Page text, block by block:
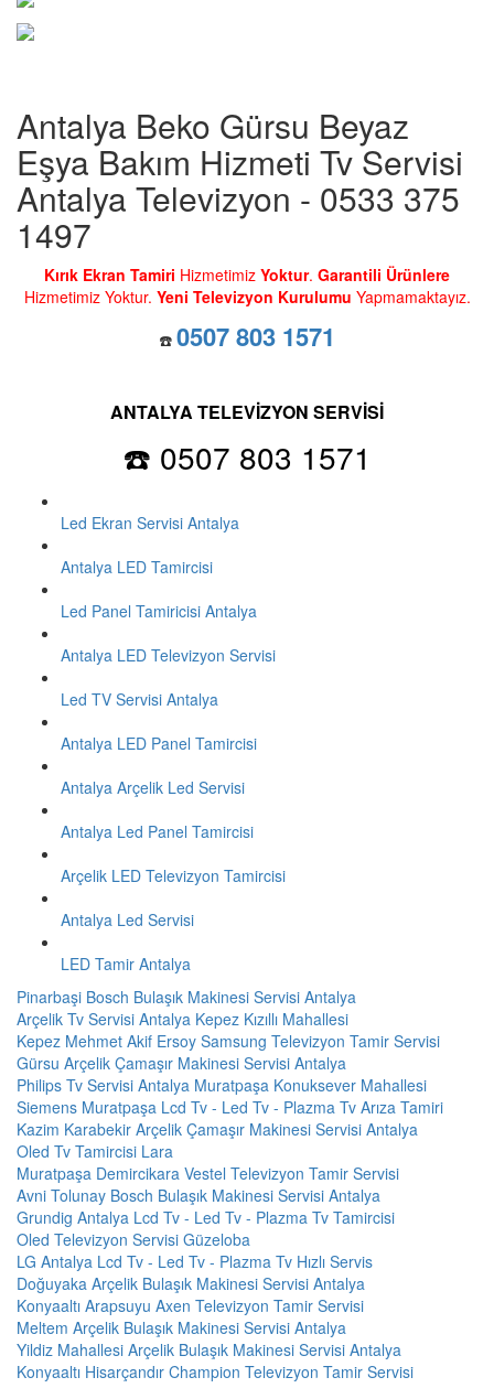
Antalya Beko Gürsu Beyaz
Eşya Bakım Hizmeti Tv Servisi
Antalya Televizyon - 0533 375
1497
Kırık Ekran Tamiri Hizmetimiz Yoktur. Garantili Ürünlere
Hizmetimiz Yoktur. Yeni Televizyon Kurulumu Yapmamaktayız.
☎️ 0507 803 1571
ANTALYA TELEVİZYON SERVİSİ
☎️ 0507 803 1571
Led Ekran Servisi Antalya
Antalya LED Tamircisi
Led Panel Tamiricisi Antalya
Antalya LED Televizyon Servisi
Led TV Servisi Antalya
Antalya LED Panel Tamircisi
Antalya Arçelik Led Servisi
Antalya Led Panel Tamircisi
Arçelik LED Televizyon Tamircisi
Antalya Led Servisi
LED Tamir Antalya
Pinarbaşi Bosch Bulaşık Makinesi Servisi Antalya
Arçelik Tv Servisi Antalya Kepez Kızıllı Mahallesi
Kepez Mehmet Akif Ersoy Samsung Televizyon Tamir Servisi
Gürsu Arçelik Çamaşır Makinesi Servisi Antalya
Philips Tv Servisi Antalya Muratpaşa Konuksever Mahallesi
Siemens Muratpaşa Lcd Tv - Led Tv - Plazma Tv Arıza Tamiri
Kazim Karabekir Arçelik Çamaşır Makinesi Servisi Antalya
Oled Tv Tamircisi Lara
Muratpaşa Demircikara Vestel Televizyon Tamir Servisi
Avni Tolunay Bosch Bulaşık Makinesi Servisi Antalya
Grundig Antalya Lcd Tv - Led Tv - Plazma Tv Tamircisi
Oled Televizyon Servisi Güzeloba
LG Antalya Lcd Tv - Led Tv - Plazma Tv Hızlı Servis
Doğuyaka Arçelik Bulaşık Makinesi Servisi Antalya
Konyaaltı Arapsuyu Axen Televizyon Tamir Servisi
Meltem Arçelik Bulaşık Makinesi Servisi Antalya
Yildiz Mahallesi Arçelik Bulaşık Makinesi Servisi Antalya
Konyaaltı Hisarçandır Champion Televizyon Tamir Servisi